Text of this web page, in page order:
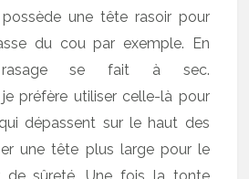
possède une tête rasoir pour
du cou par exemple. En
rasage se fait à sec.
préfère utiliser celle-là pour
dépassent sur le haut des
une tête plus large pour le
de sûreté. Une fois la tonte